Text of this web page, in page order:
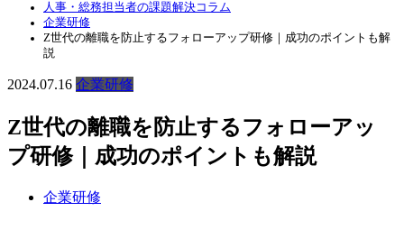
人事・総務担当者の課題解決コラム
企業研修
Z世代の離職を防止するフォローアップ研修｜成功のポイントも解
説
2024.07.16 企業研修
Z世代の離職を防止するフォローアッ
プ研修｜成功のポイントも解説
企業研修